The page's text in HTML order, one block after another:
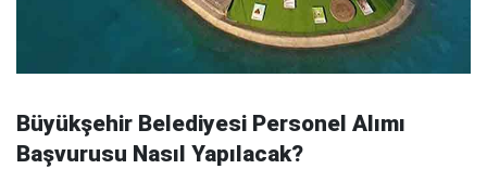
Büyükşehir Belediyesi Personel Alımı
Başvurusu Nasıl Yapılacak?